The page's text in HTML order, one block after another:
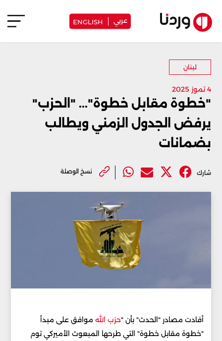
عربي ENGLISH
لبنان
4 تموز 2025
"خطوة مقابل خطوة"... "الحزب"
يرفض الجدول الزمني ويطالب
بضمانات
شارك نسخ الوصلة
أفادت مصادر "الحدث" بأن "حزب الله موافق على مبدأ
"خطوة مقابل خطوة" التي طرحها المبعوث الأميركي توم